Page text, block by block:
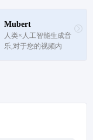
Mubert
人类×人工智能生成音
乐,对于您的视频内